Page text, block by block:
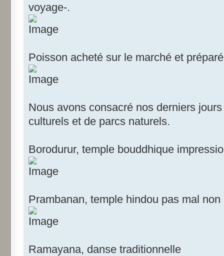
voyage-.
Poisson acheté sur le marché et
Nous avons consacré nos derniers
culturels et de parcs naturels.
Borodurur, temple bouddhique
Prambanan, temple hindou pas mal non
Ramayana, danse traditionnelle